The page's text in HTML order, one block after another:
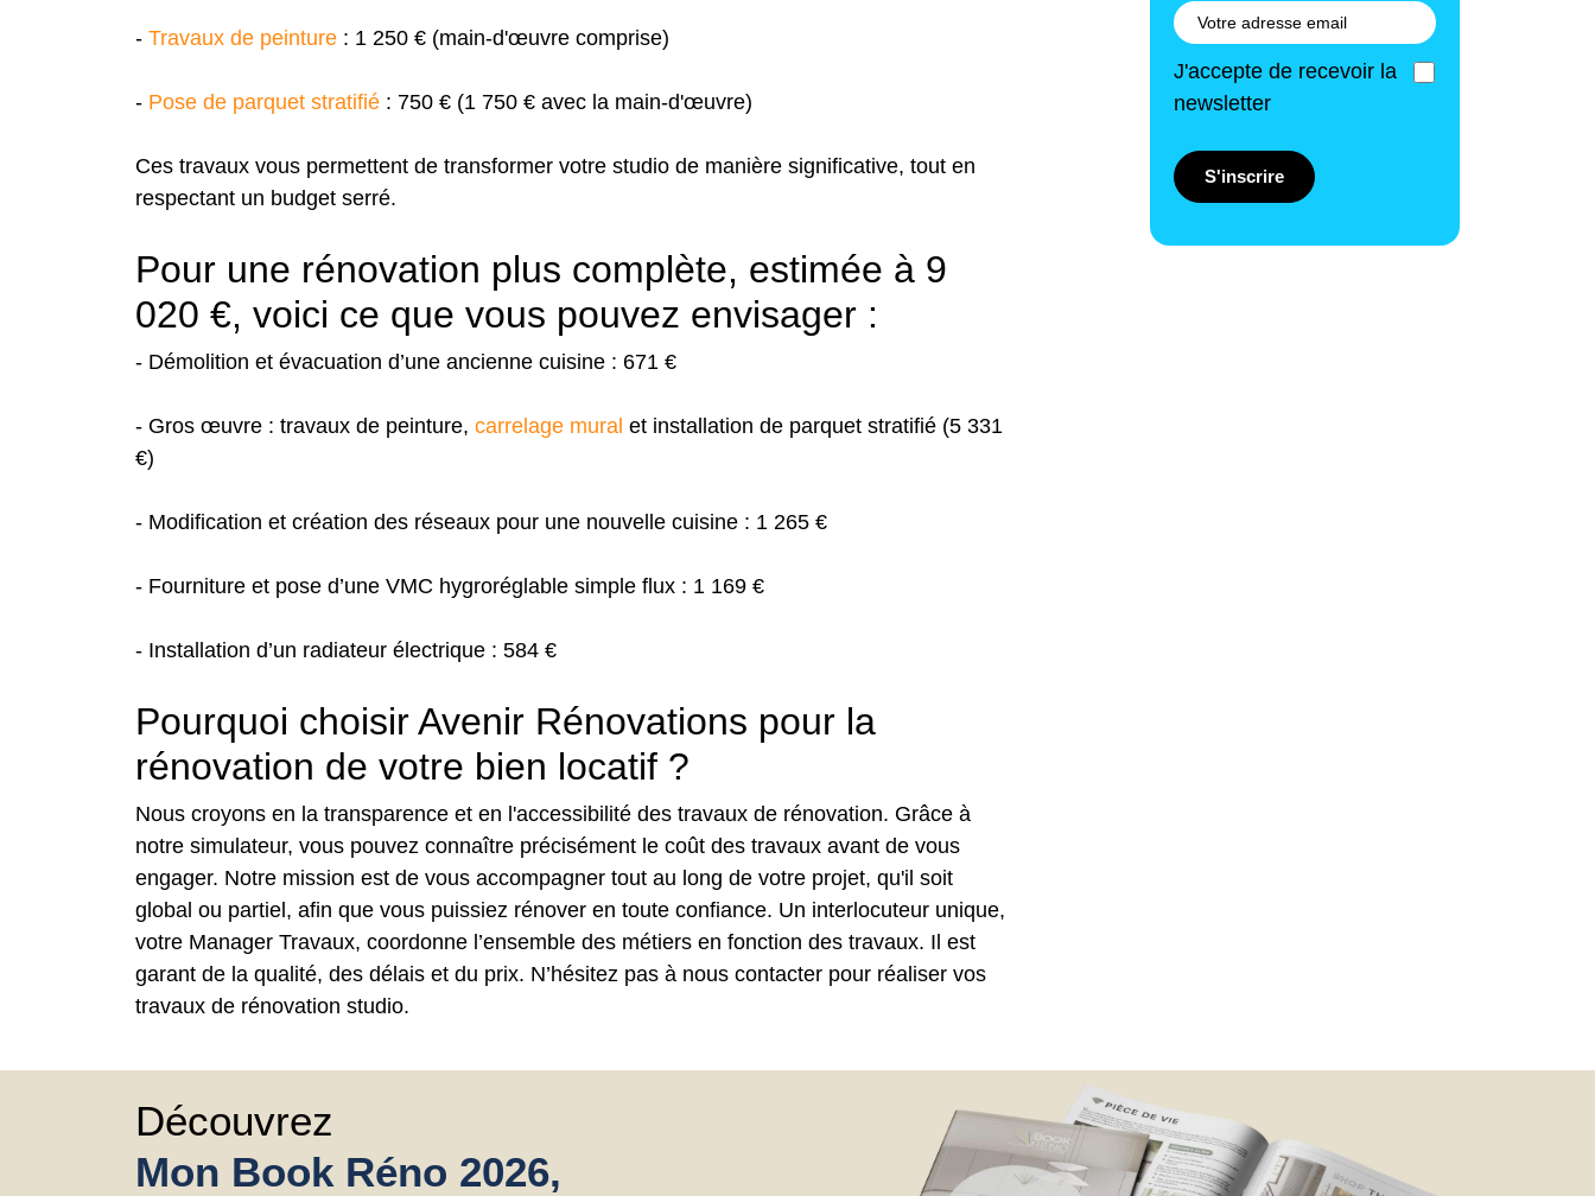
- Travaux de peinture : 1 250 € (main-d'œuvre comprise)
- Pose de parquet stratifié : 750 € (1 750 € avec la main-d'œuvre)
Ces travaux vous permettent de transformer votre studio de manière significative, tout en
respectant un budget serré.
Pour une rénovation plus complète, estimée à 9
020 €, voici ce que vous pouvez envisager :
- Démolition et évacuation d’une ancienne cuisine : 671 €
- Gros œuvre : travaux de peinture, carrelage mural et installation de parquet stratifié (5 331
€)
- Modification et création des réseaux pour une nouvelle cuisine : 1 265 €
- Fourniture et pose d’une VMC hygroréglable simple flux : 1 169 €
- Installation d’un radiateur électrique : 584 €
Pourquoi choisir Avenir Rénovations pour la
rénovation de votre bien locatif ?
Nous croyons en la transparence et en l'accessibilité des travaux de rénovation. Grâce à
notre simulateur, vous pouvez connaître précisément le coût des travaux avant de vous
engager. Notre mission est de vous accompagner tout au long de votre projet, qu'il soit
global ou partiel, afin que vous puissiez rénover en toute confiance. Un interlocuteur unique,
votre Manager Travaux, coordonne l’ensemble des métiers en fonction des travaux. Il est
garant de la qualité, des délais et du prix. N’hésitez pas à nous contacter pour réaliser vos
travaux de rénovation studio.
J'accepte de recevoir la
newsletter
S'inscrire
Découvrez
Mon Book Réno 2026,